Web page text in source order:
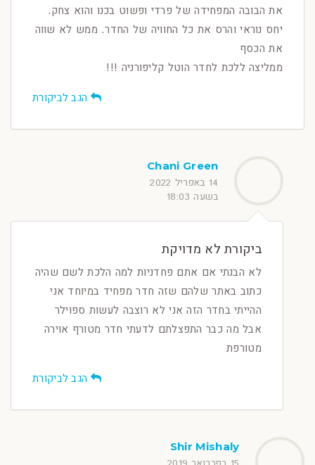
את הבובה המפחידה של פרדי ופשוט בכנו והוא צחק.
יחס נוראי והרס את כל החוויה של החדר. ממש לא שווה
את הכסף
ממליצה ללכת לחדר הוטל קליפורניה !!!
הגב לביקורת
Chani Green
14 באפריל 2022
בשעה 18:03
ביקורת לא מדויקת
לא הבנתי אם אתם פחדניות למה הלכת לשם שהיה
כתוב באתר שלהם שזה חדר מפחיד במיוחד אני
ההייתי בחדר הזה אני לא רוצבה לעשות ספוילר
אבל מה כבר התפצלתם לדעתי חדר מטורף אוירה
מטורפת
הגב לביקורת
Shir Mishaly